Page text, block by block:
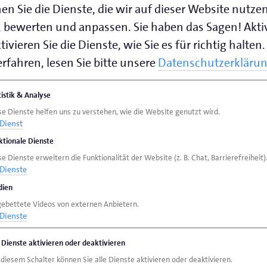
Flensburg
1-7
Uhr bis 12.30 Uhr und von 13.00 Uhr bis 16.30
(.vcf)
Sie die Dienste, die wir auf dieser Website nutzen
und anpassen. Sie haben das Sagen!
Sie die Dienste, wie Sie es für richtig halten.
lesen Sie bitte unsere
& Analyse
Dienste helfen uns zu verstehen, wie die Website genutzt wird.
Dienst
Dienste
Dienste erweitern die Funktionalität der Website (z. B. Chat, Barrierefreiheit).
Dienste
Videos von externen Anbietern.
Dienste
Dienste aktivieren oder deaktivieren
Schalter können Sie alle Dienste aktivieren oder deaktivieren.